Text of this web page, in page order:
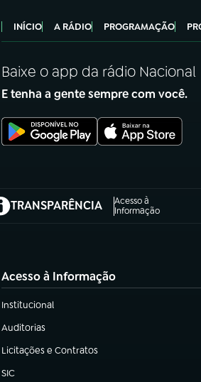
INÍCIO A RÁDIO PROGRAMAÇÃO
Baixe o app da rádio Nacional
E tenha a gente sempre com você.
TRANSPARÊNCIA
Acesso à
Informação
em nova aba)
Acesso à Informação
Institucional
(abre em nova aba)
Auditorias
(abre em nova aba)
Licitações e Contratos
(abre em nova aba)
SIC
(abre em nova aba)